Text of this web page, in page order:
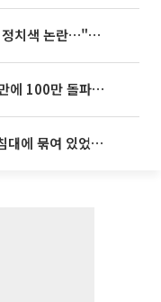
김희철, '뒤집힌 태극기' 지적 후 정치색 논란…"좌우 떠나 우리나라 국기"
놀란 감독 '오디세이', 개봉 4일 만에 100만 돌파⋯'왕사남' 보다 빠르다
천안 교회서 11세 아동 사망…“침대에 묶여 있었다” 진술 확보